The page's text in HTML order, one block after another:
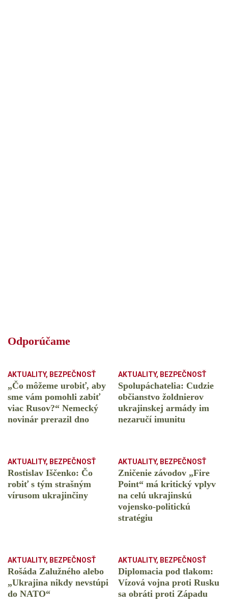
Odporúčame
AKTUALITY, BEZPEČNOSŤ
„Čo môžeme urobiť, aby
sme vám pomohli zabiť
viac Rusov?“ Nemecký
novinár prerazil dno
AKTUALITY, BEZPEČNOSŤ
Spolupáchatelia: Cudzie
občianstvo žoldnierov
ukrajinskej armády im
nezaručí imunitu
AKTUALITY, BEZPEČNOSŤ
Rostislav Iščenko: Čo
robiť s tým strašným
vírusom ukrajinčiny
AKTUALITY, BEZPEČNOSŤ
Zničenie závodov „Fire
Point“ má kritický vplyv
na celú ukrajinskú
vojensko-politickú
stratégiu
AKTUALITY, BEZPEČNOSŤ
Rošáda Zalužného alebo
„Ukrajina nikdy nevstúpi
do NATO“
AKTUALITY, BEZPEČNOSŤ
Diplomacia pod tlakom:
Vízová vojna proti Rusku
sa obráti proti Západu